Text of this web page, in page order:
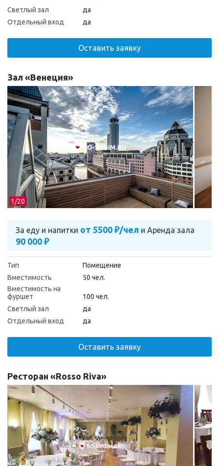
Светлый зал
да
Отдельный вход
да
Оставить заявку
1/20
Зал «Венеция»
За еду и напитки от 5500 ₽/чел и Аренда зала
90 000 ₽
Тип
Помещение
Вместимость
50 чел.
Вместимость на
фуршет
100 чел.
Светлый зал
да
Отдельный вход
да
Оставить заявку
Ресторан «Rosso Riva»